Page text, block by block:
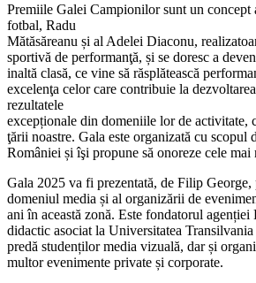
Premiile Galei Campionilor sunt un concept
fotbal, Radu
Mătăsăreanu și al Adelei Diaconu,
sportivă de performanţă, și se doresc a
inaltă clasă, ce vine să răsplătească
excelenţa celor care contribuie la
rezultatele
excepționale din domeniile lor de activitate,
ţării noastre. Gala este organizată cu scopul
României și îşi propune să onoreze cele mai
Gala 2025 va fi prezentată, de Filip George,
domeniul media și al organizării de
ani în această zonă. Este fondatorul
didactic asociat la Universitatea
predă studenților media vizuală, dar și
multor evenimente private și corporate.